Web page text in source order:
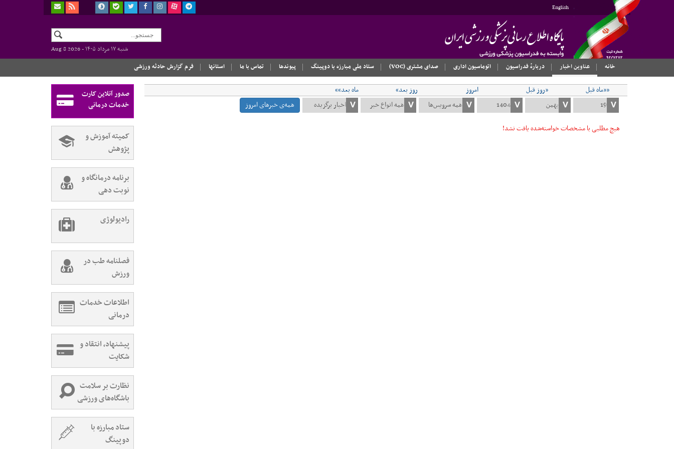
English
شنبه ۱۷ مرداد ۱۴۰۵ -
Aug 8 2026
خانه
عناوین اخبار دربارهٔ فدراسیون اتوماسیون اداری صدای مشتری (VOC) ستاد ملی مبارزه با دوپینگ پیوندها تماس با ما استانها فرم گزارش حادثه ورزشی
««ماه قبل «روز قبل امروز روز بعد»
ماه بعد»»
همه‌ی خبرهای امروز
هیچ مطلبی با مشخصات خواسته‌شده یافت نشد!
صدور آنلاین کارت
خدمات درمانی
کمیته آموزش و
پژوهش
برنامه درمانگاه و
نوبت دهی
رادیولوژی
فصلنامه طب در
ورزش
اطلاعات خدمات
درمانی
پیشنهاد، انتقاد و
شکایت
نظارت بر سلامت
باشگاه‌های ورزشی
ستاد مبارزه با
دوپینگ